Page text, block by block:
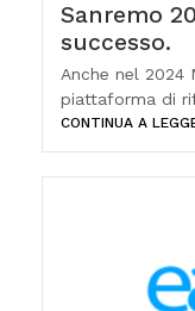
Sanremo
successo.
Anche nel 2024
piattaforma di
CONTINUA A